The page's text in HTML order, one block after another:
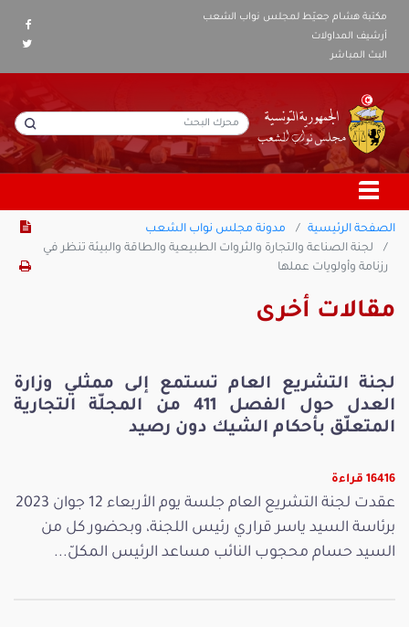
مكتبة هشام جعيّط لمجلس نواب الشعب
أرشيف المداولات
البث المباشر
الصفحة الرئيسية
مدونة مجلس نواب الشعب
لجنة الصناعة والتجارة والثروات الطبيعية والطاقة والبيئة تنظر في
رزنامة وأولويات عملها
مقالات أخرى
لجنة التشريع العام تستمع إلى ممثلي وزارة
العدل حول الفصل 411 من المجلّة التجارية
المتعلّق بأحكام الشيك دون رصيد
16416 قراءة
عقدت لجنة التشريع العام جلسة يوم الأربعاء 12 جوان 2023
برئاسة السيد ياسر قراري رئيس اللجنة، وبحضور كل من
السيد حسام محجوب النائب مساعد الرئيس المكلّ...